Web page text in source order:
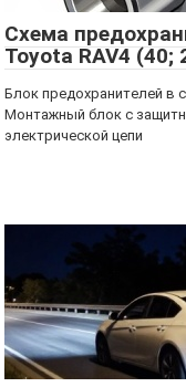
Схема
Toyota RAV4 (40;
Блок предохранителей в
Монтажный блок с
электрической цепи